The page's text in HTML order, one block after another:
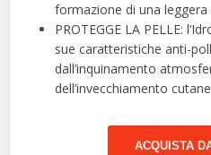
formazione di una
PROTEGGE LA PELLE:
sue caratteristiche anti-
dall’inquinamento
dell’invecchiamento
ACQUISTA